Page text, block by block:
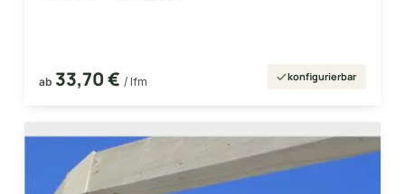
ab 33,70 € / lfm konfigurierbar